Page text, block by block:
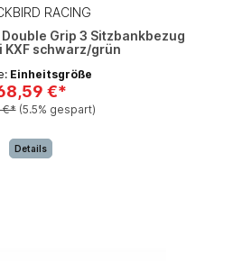
RACING
Double Grip 3 Sitzbankbezug
KXF schwarz/grün
Einheitsgröße
€*
€* (5.5% gespart)
Details